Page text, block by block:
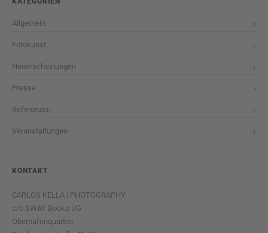
Allgemein
Fotokunst
Neuerscheinungen
Presse
Referenzen
Veranstaltungen
KONTAKT
CARLOS KELLA | PHOTOGRAPHY
c/o SWAY Books UG
Oberhafenquartier